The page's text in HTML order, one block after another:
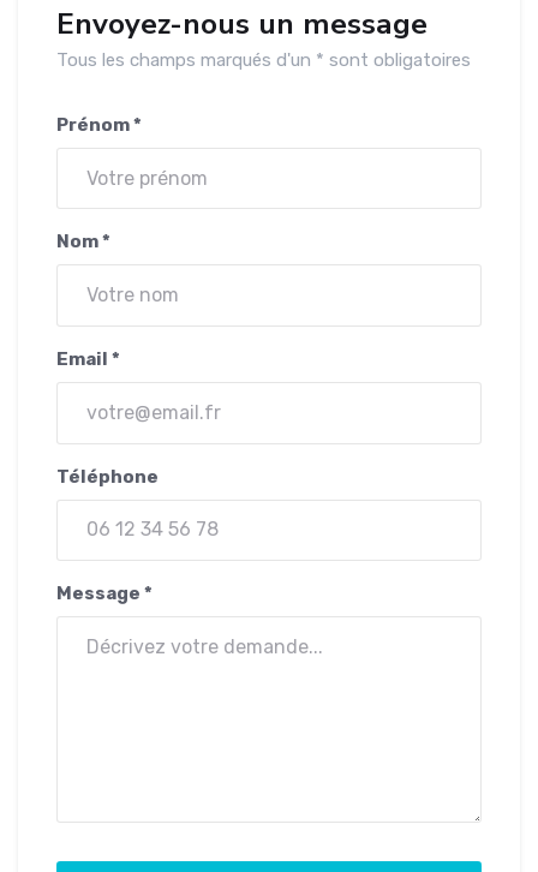
Envoyez-nous un message
Tous les champs marqués d'un * sont obligatoires
Prénom *
Nom *
Email *
Téléphone
Message *